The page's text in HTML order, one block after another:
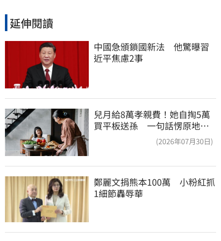
延伸閱讀
中國急頒鎖國新法　他驚曝習
近平焦慮2事
兒月給8萬孝親費！她自掏5萬
買平板送孫 一句話愣原地
(2026年07月30日)
鄭麗文捐熊本100萬　小粉紅抓
1細節轟辱華